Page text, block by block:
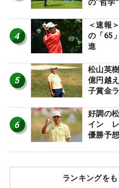
の“哲学
4
＜速報
の「65
進
5
松山英
億円越
子賞金
6
好調の
イン レ
優勝予
ランキングを